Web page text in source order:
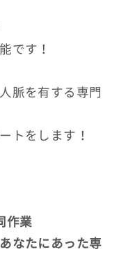
です！
脈を有する専門
トをします！
作業
なたにあった専